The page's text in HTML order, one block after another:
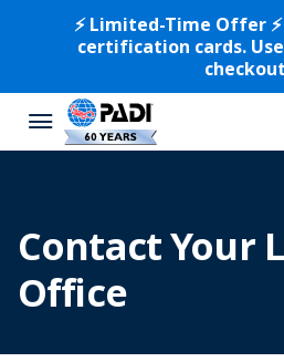
⚡️ Limited-Time Offer
certification cards. Use
Contact Your
Office